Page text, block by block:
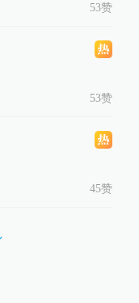
53赞
53赞
45赞